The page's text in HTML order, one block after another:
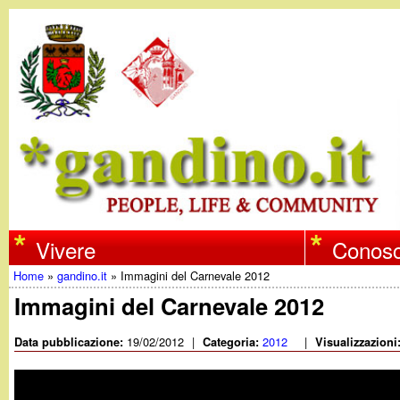
w
w
w
.
Vivere
Tu
sei
qui
Home »gandino.it » Immagini del Carnevale 2012
Immagini del Carnevale 2012
Data pubblicazione: 19/02/2012 | Categoria:2012 |